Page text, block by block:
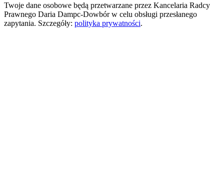
Twoje dane osobowe będą przetwarzane przez Kancelaria Radcy
Prawnego Daria Dampc-Dowbór w celu obsługi przesłanego
zapytania. Szczegóły: polityka prywatności.